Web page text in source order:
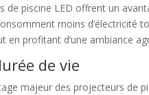
de piscine LED offrent un
moins d’électricité
en profitant d’une ambiance
de vie
majeur des projecteurs de